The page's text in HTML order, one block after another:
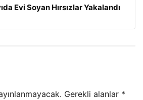
Evi Soyan Hırsızlar Yakalandı
Gerekli alanlar *